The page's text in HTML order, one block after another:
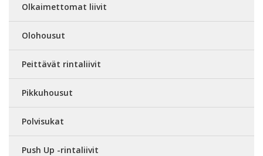
Olkaimettomat liivit
Olohousut
Peittävät rintaliivit
Pikkuhousut
Polvisukat
Push Up -rintaliivit